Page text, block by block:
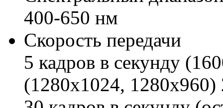
400-650 нм
Скорость передачи
5 кадров в секунду
(1280x1024, 1280x960)